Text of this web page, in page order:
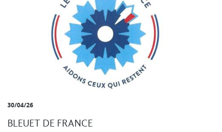
30/04/26
BLEUET DE FRANCE